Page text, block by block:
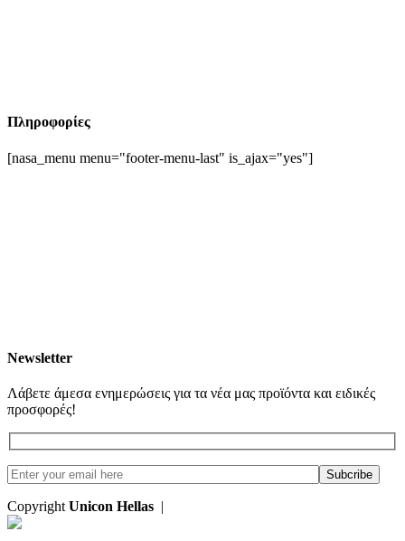
Πληροφορίες
[nasa_menu menu="footer-menu-last" is_ajax="yes"]
Newsletter
Λάβετε άμεσα ενημερώσεις για τα νέα μας προϊόντα και ειδικές
προσφορές!
Copyright Unicon Hellas |